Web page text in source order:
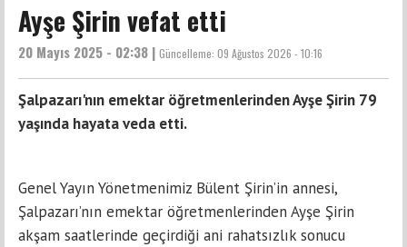
Ayşe Şirin vefat etti
20 Mayıs 2025 - 02:38 | Güncelleme: 09 Ağustos 2026 - 10:16
Şalpazarı'nın emektar öğretmenlerinden Ayşe Şirin 79
yaşında hayata veda etti.
Genel Yayın Yönetmenimiz Bülent Şirin’in annesi,
Şalpazarı’nın emektar öğretmenlerinden Ayşe Şirin
akşam saatlerinde geçirdiği ani rahatsızlık sonucu